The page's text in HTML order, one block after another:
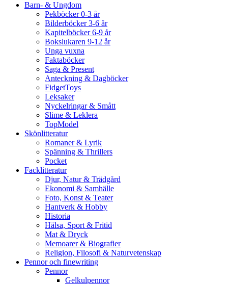
Barn- & Ungdom
Pekböcker 0-3 år
Bilderböcker 3-6 år
Kapitelböcker 6-9 år
Bokslukaren 9-12 år
Unga vuxna
Faktaböcker
Saga & Present
Anteckning & Dagböcker
FidgetToys
Leksaker
Nyckelringar & Smått
Slime & Leklera
TopModel
Skönlitteratur
Romaner & Lyrik
Spänning & Thrillers
Pocket
Facklitteratur
Djur, Natur & Trädgård
Ekonomi & Samhälle
Foto, Konst & Teater
Hantverk & Hobby
Historia
Hälsa, Sport & Fritid
Mat & Dryck
Memoarer & Biografier
Religion, Filosofi & Naturvetenskap
Pennor och finewriting
Pennor
Gelkulpennor